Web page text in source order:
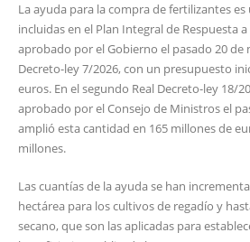
La ayuda para la compra de fertilizantes
incluidas en el Plan Integral de Respuesta
aprobado por el Gobierno el pasado 20 de
Decreto-ley 7/2026, con un presupuesto
euros. En el segundo Real Decreto-ley 18/
aprobado por el Consejo de Ministros el
amplió esta cantidad en 165 millones de
millones.
Las cuantías de la ayuda se han
hectárea para los cultivos de regadío y
secano, que son las aplicadas para